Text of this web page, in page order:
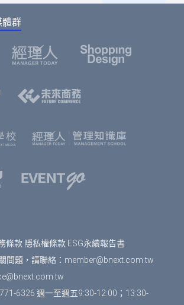
未成為BNEXTMEDIA會員，請點選
鈕，即可註冊會員帳號。）
的票種及張數後，點選「確認」按
速您的報名流程。
料，或只填寫一位代表人資料。若
「確認」按鈕。
訂單預覽頁，確認訂單資訊無誤之
認」即完成報名。
您將在您登入會員時所用的email信
統發送的報名完成通知信。
為您保留席次，要參加活動請重新
體群
條款 隱私權條款 ESG永續報告書
問題，請聯絡： member@bnext.com.tw
6326 週一至週五9:30-12:00；13:30-